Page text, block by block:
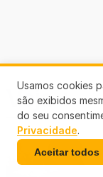
Veja +
Usamos cookies
são exibidos
do seu
Privacidade.
Aceitar todos